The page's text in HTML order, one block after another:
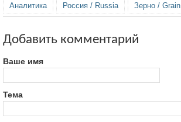
Аналитика Россия / Russia Зерно / Grain
Добавить комментарий
Ваше имя
Тема